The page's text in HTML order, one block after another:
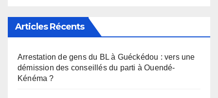
Articles Récents
Arrestation de gens du BL à Guéckédou : vers une
démission des conseillés du parti à Ouendé-
Kénéma ?